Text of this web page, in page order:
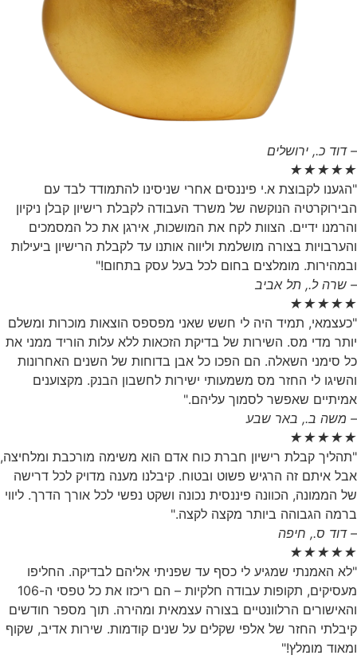
– דוד כ., ירושלים
★
★
★
★
★
"הגענו לקבוצת א.י פיננסים אחרי שניסינו להתמודד לבד עם
הבירוקרטיה הנוקשה של משרד העבודה לקבלת רישיון קבלן ניקיון
והרמנו ידיים. הצוות לקח את המושכות, אירגן את כל המסמכים
והערבויות בצורה מושלמת וליווה אותנו עד לקבלת הרישיון ביעילות
ובמהירות. מומלצים בחום לכל בעל עסק בתחום!"
– שרה ל., תל אביב
★
★
★
★
★
"כעצמאי, תמיד היה לי חשש שאני מפספס הוצאות מוכרות ומשלם
יותר מדי מס. השירות של בדיקת הזכאות ללא עלות הוריד ממני את
כל סימני השאלה. הם הפכו כל אבן בדוחות של השנים האחרונות
והשיגו לי החזר מס משמעותי ישירות לחשבון הבנק. מקצוענים
אמיתיים שאפשר לסמוך עליהם."
– משה ב., באר שבע
★
★
★
★
★
"תהליך קבלת רישיון חברת כוח אדם הוא משימה מורכבת ומלחיצה,
אבל איתם זה הרגיש פשוט ובטוח. קיבלנו מענה מדויק לכל דרישה
של הממונה, הכוונה פיננסית נכונה ושקט נפשי לכל אורך הדרך. ליווי
ברמה הגבוהה ביותר מקצה לקצה."
– דוד ס., חיפה
★
★
★
★
★
"לא האמנתי שמגיע לי כסף עד שפניתי אליהם לבדיקה. החליפו
מעסיקים, תקופות עבודה חלקיות – הם ריכזו את כל טפסי ה-106
והאישורים הרלוונטיים בצורה עצמאית ומהירה. תוך מספר חודשים
קיבלתי החזר של אלפי שקלים על שנים קודמות. שירות אדיב, שקוף
ומאוד מומלץ!"